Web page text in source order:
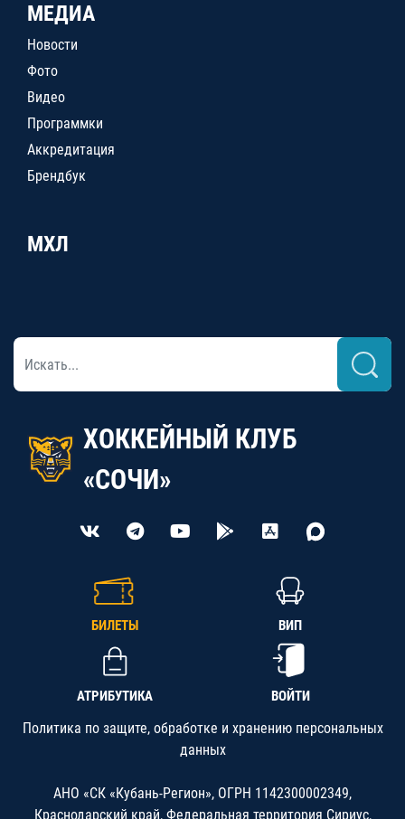
МЕДИА
Новости
Фото
Видео
Программки
Аккредитация
Брендбук
МХЛ
ХОККЕЙНЫЙ КЛУБ
«СОЧИ»
БИЛЕТЫ ВИП
АТРИБУТИКА ВОЙТИ
Политика по защите, обработке и хранению персональных
данных
АНО «СК «Кубань-Регион», ОГРН 1142300002349,
Краснодарский край, Федеральная территория Сириус,